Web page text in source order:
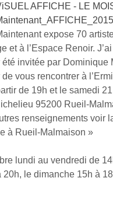
expose 70
et à l’Espace Renoir.
été invitée par Dominique
de vous rencontrer à
de 19h et le samedi
95200 Rueil-
renseignements voir
à Rueil-Malmaison »
lundi au vendredi de
20h, le dimanche 15h à